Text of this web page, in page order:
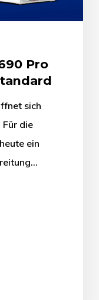
Pro
sich
die
ein